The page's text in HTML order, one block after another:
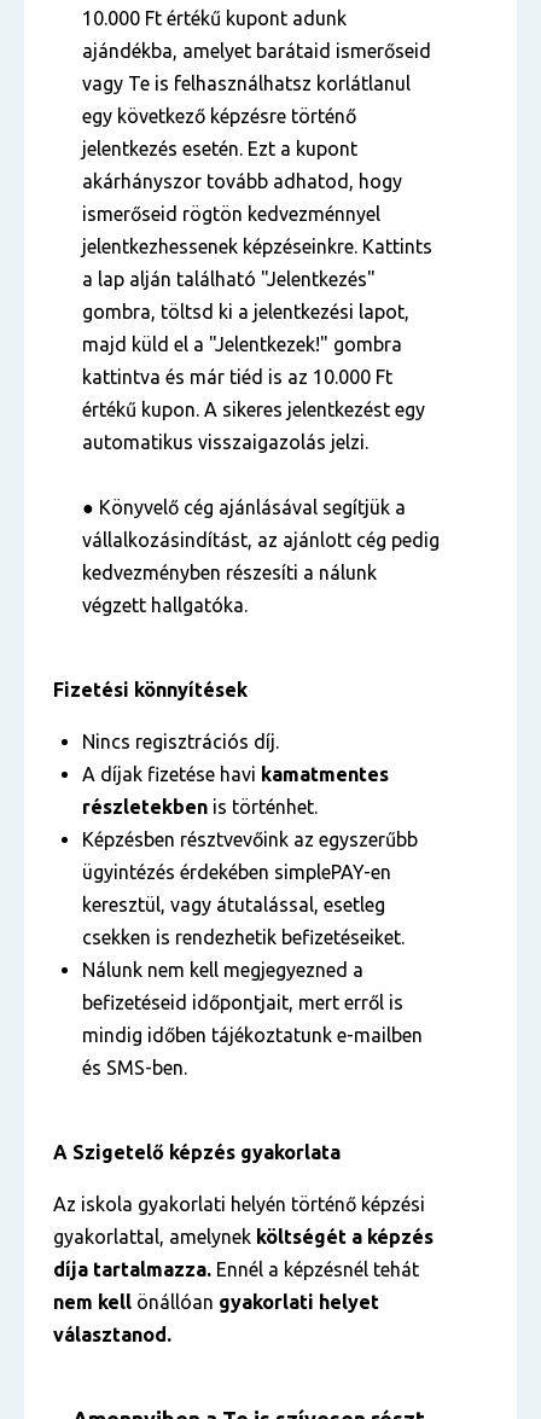
10.000 Ft értékű kupont adunk
ajándékba, amelyet barátaid ismerőseid
vagy Te is felhasználhatsz korlátlanul
egy következő képzésre történő
jelentkezés esetén. Ezt a kupont
akárhányszor tovább adhatod, hogy
ismerőseid rögtön kedvezménnyel
jelentkezhessenek képzéseinkre. Kattints
a lap alján található "Jelentkezés"
gombra, töltsd ki a jelentkezési lapot,
majd küld el a "Jelentkezek!" gombra
kattintva és már tiéd is az 10.000 Ft
értékű kupon. A sikeres jelentkezést egy
automatikus visszaigazolás jelzi.
● Könyvelő cég ajánlásával segítjük a
vállalkozásindítást, az ajánlott cég pedig
kedvezményben részesíti a nálunk
végzett hallgatóka.
Fizetési könnyítések
Nincs regisztrációs díj.
A díjak fizetése havi kamatmentes
részletekben is történhet.
Képzésben résztvevőink az egyszerűbb
ügyintézés érdekében simplePAY-en
keresztül, vagy átutalással, esetleg
csekken is rendezhetik befizetéseiket.
Nálunk nem kell megjegyezned a
befizetéseid időpontjait, mert erről is
mindig időben tájékoztatunk e-mailben
és SMS-ben.
A Szigetelő képzés gyakorlata
Az iskola gyakorlati helyén történő képzési
gyakorlattal, amelynek költségét a képzés
díja tartalmazza. Ennél a képzésnél tehát
nem kell önállóan gyakorlati helyet
választanod.